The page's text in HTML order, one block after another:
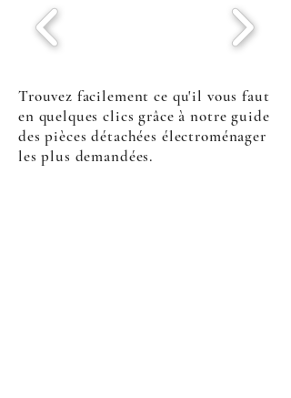
Trouvez facilement ce qu'il vous faut
en quelques clics grâce à notre guide
des pièces détachées électroménager
les plus demandées.